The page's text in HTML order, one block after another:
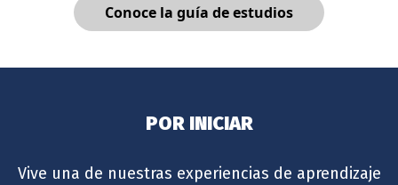
Conoce la guía de estudios
POR INICIAR
Vive una de nuestras experiencias de aprendizaje